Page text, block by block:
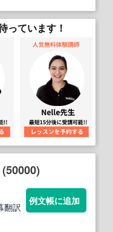
っています！
翻訳
例文帳に追加